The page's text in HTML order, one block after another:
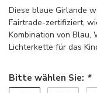
Diese blaue Girlande
Fairtrade-zertifiziert,
Kombination von Blau,
Lichterkette für das
Bitte wählen Sie: *